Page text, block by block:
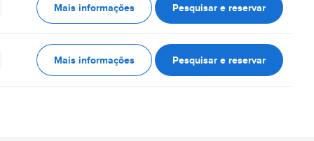
Mais informações Pesquisar e reservar
Mais informações Pesquisar e reservar